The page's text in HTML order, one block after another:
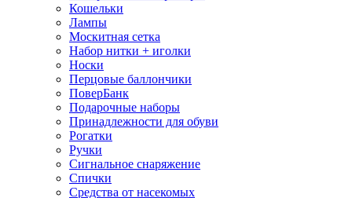
Кошельки
Лампы
Москитная сетка
Набор нитки + иголки
Носки
Перцовые баллончики
ПоверБанк
Подарочные наборы
Принадлежности для обуви
Рогатки
Ручки
Сигнальное снаряжение
Спички
Средства от насекомых